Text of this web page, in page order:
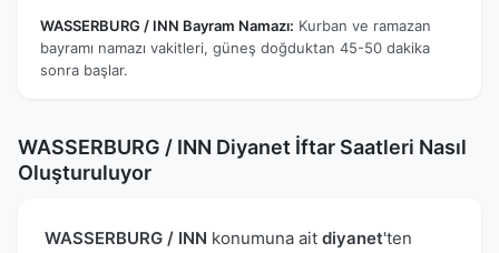
WASSERBURG / INN Bayram Namazı: Kurban ve ramazan
bayramı namazı vakitleri, güneş doğduktan 45-50 dakika
sonra başlar.
WASSERBURG / INN Diyanet İftar Saatleri Nasıl
Oluşturuluyor
WASSERBURG / INN konumuna ait diyanet'ten